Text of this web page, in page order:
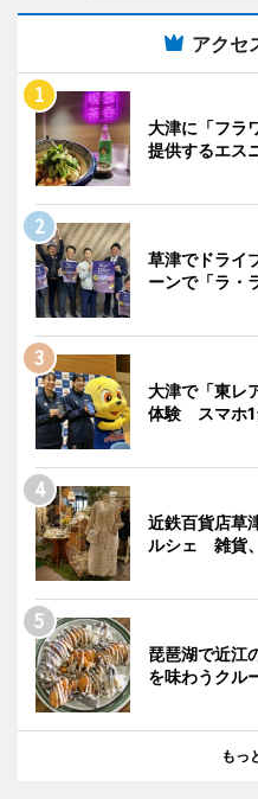
アクセ
大津に「フラ
提供するエス
草津でドライ
ーンで「ラ・
大津で「東レ
体験 スマホ1
近鉄百貨店草
ルシェ 雑貨
琵琶湖で近江
を味わうクル
もっ